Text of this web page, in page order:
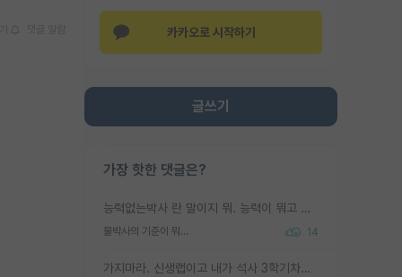
카카오로 시작하기
글쓰기
가장 핫한 댓글은?
능력없는박사 란 말이지 뭐. 능력이 뭐고 능력이 있다는게 뭔지는 사람마다 기준이 다르니까 얘기해봐야 서로 자기 기준만 얘기해서 논쟁이 끝이 안나고. 주위에서 능력있고 야심있는 신입생이 교수가 유의미한 피드백을 아예 안주면서 제대로된 과제에 참여해볼 기회도 제공하지 않고 잡일 뺑뺑이만 돌려서 맨날 단순작업만 하면서 밤새다가 눈빛이 점점 죽어가는걸 본 사람은 물박사는 교수탓이라고 하고, 교수는 이것저것 알려도 주고 기회도 주고 사수 동기 붙여주면서 어떻게든 끌고가려고 하는데 본인이 매일 뺀질거리면서 출근 하는둥마는둥 하다가 기껏 와서도 폰이나 쳐다보다가 실험 망치고 저녁약속있어서 먼저 가볼게요~ 하는걸 본 사람은 물박사는 본인탓이라고 함.
물박사의 기준이 뭐임? 14
가지마라. 신생랩이고 내가 석사 3학기차인데 최고참인데 나도 아무것도 모르는데 교수가 후배들 왜 논문 교육 안시키냐. 논문 왜 안 써오냐 닦달한다